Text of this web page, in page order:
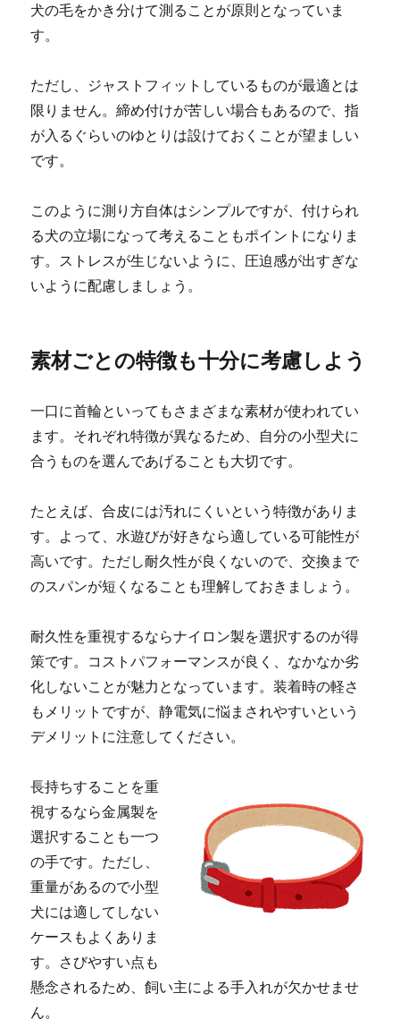
犬の毛をかき分けて測ることが原則となっていま
す。
ただし、ジャストフィットしているものが最適とは
限りません。締め付けが苦しい場合もあるので、指
が入るぐらいのゆとりは設けておくことが望ましい
です。
このように測り方自体はシンプルですが、付けられ
る犬の立場になって考えることもポイントになりま
す。ストレスが生じないように、圧迫感が出すぎな
いように配慮しましょう。
素材ごとの特徴も十分に考慮しよう
一口に首輪といってもさまざまな素材が使われてい
ます。それぞれ特徴が異なるため、自分の小型犬に
合うものを選んであげることも大切です。
たとえば、合皮には汚れにくいという特徴がありま
す。よって、水遊びが好きなら適している可能性が
高いです。ただし耐久性が良くないので、交換まで
のスパンが短くなることも理解しておきましょう。
耐久性を重視するならナイロン製を選択するのが得
策です。コストパフォーマンスが良く、なかなか劣
化しないことが魅力となっています。装着時の軽さ
もメリットですが、静電気に悩まされやすいという
デメリットに注意してください。
長持ちすることを重
視するなら金属製を
選択することも一つ
の手です。ただし、
重量があるので小型
犬には適してしない
ケースもよくありま
す。さびやすい点も
懸念されるため、飼い主による手入れが欠かせませ
ん。